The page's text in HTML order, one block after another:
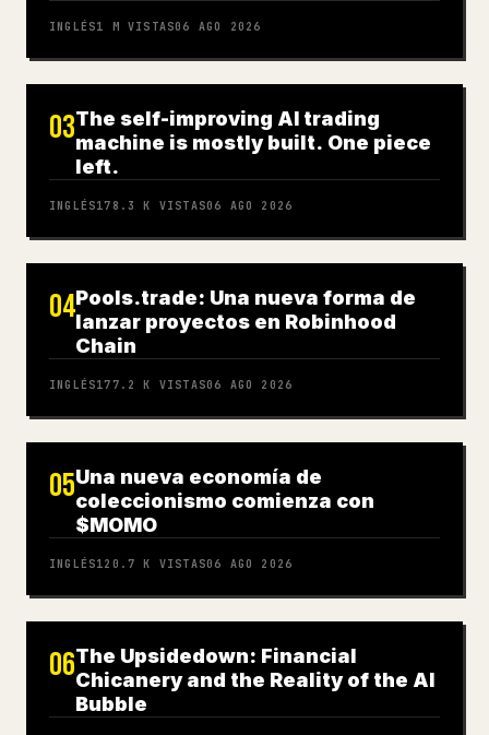
INGLÉS1 M VISTAS06 AGO 2026
03The self-improving AI trading
machine is mostly built. One piece
left.
INGLÉS178.3 K VISTAS06 AGO 2026
04Pools.trade: Una nueva forma de
lanzar proyectos en Robinhood
Chain
INGLÉS177.2 K VISTAS06 AGO 2026
05Una nueva economía de
coleccionismo comienza con
$MOMO
INGLÉS120.7 K VISTAS06 AGO 2026
06The Upsidedown: Financial
Chicanery and the Reality of the AI
Bubble